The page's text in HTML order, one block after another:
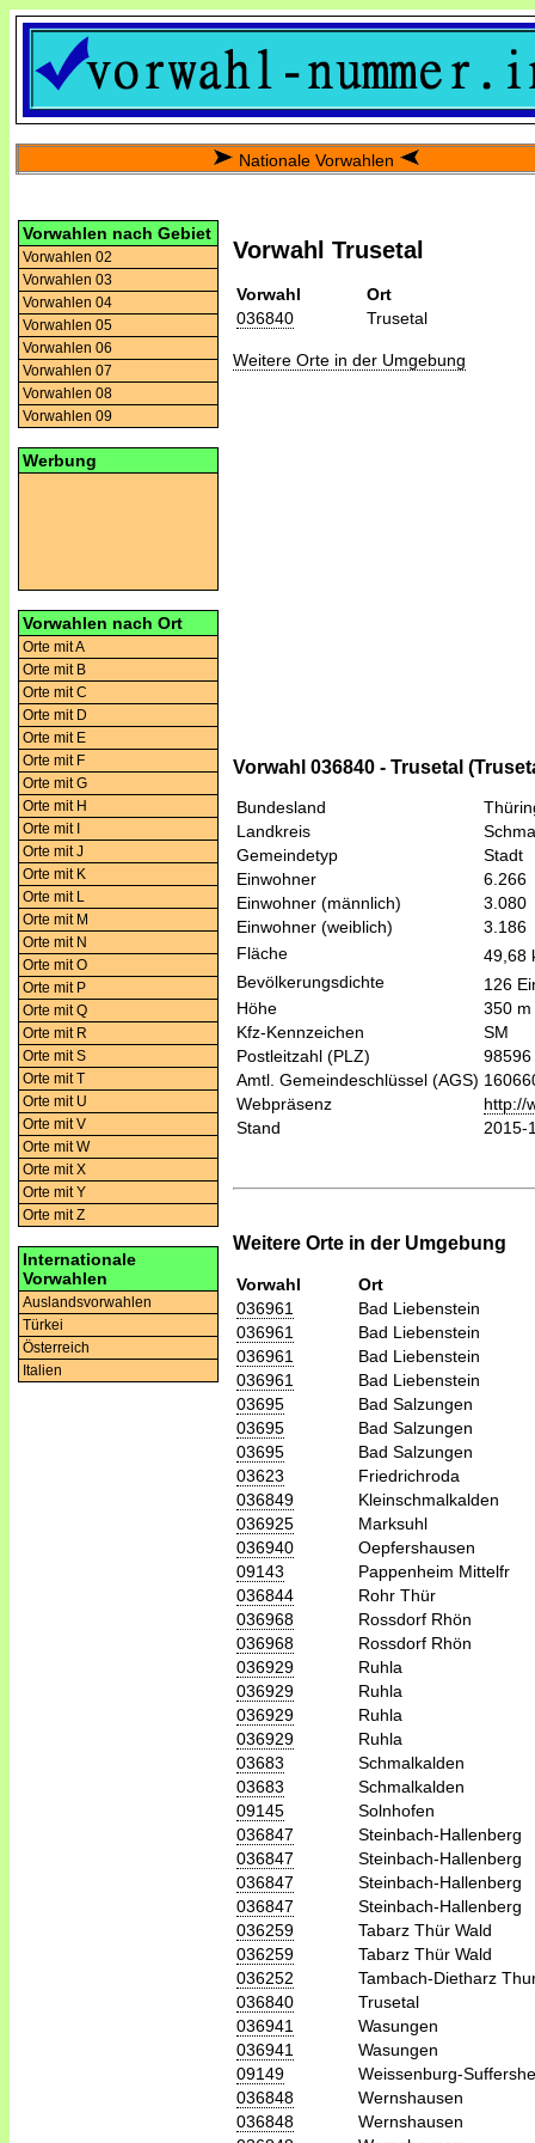
Nationale Vorwahlen
Vorwahlen nach Gebiet
Vorwahlen 02
Vorwahlen 03
Vorwahlen 04
Vorwahlen 05
Vorwahlen 06
Vorwahlen 07
Vorwahlen 08
Vorwahlen 09
Werbung
Vorwahlen nach Ort
Orte mit A
Orte mit B
Orte mit C
Orte mit D
Orte mit E
Orte mit F
Orte mit G
Orte mit H
Orte mit I
Orte mit J
Orte mit K
Orte mit L
Orte mit M
Orte mit N
Orte mit O
Orte mit P
Orte mit Q
Orte mit R
Orte mit S
Orte mit T
Orte mit U
Orte mit V
Orte mit W
Orte mit X
Orte mit Y
Orte mit Z
Internationale
Vorwahlen
Auslandsvorwahlen
Türkei
Österreich
Italien
Vorwahl Trusetal
Vorwahl
Ort
036840
Trusetal
Weitere Orte in der Umgebung
Vorwahl 036840 - Trusetal
Bundesland
Landkreis
Gemeindetyp
Stadt
Einwohner
6.266
Einwohner (männlich)
3.080
Einwohner (weiblich)
3.186
Fläche
49,68
Bevölkerungsdichte
126
Höhe
350 m
Kfz-Kennzeichen
SM
Postleitzahl (PLZ)
98596
Amtl. Gemeindeschlüssel (AGS)
Webpräsenz
http://
Stand
2015-
Weitere Orte in der Umgebung
Vorwahl
Ort
036961
Bad Liebenstein
036961
Bad Liebenstein
036961
Bad Liebenstein
036961
Bad Liebenstein
03695
Bad Salzungen
03695
Bad Salzungen
03695
Bad Salzungen
03623
Friedrichroda
036849
Kleinschmalkalden
036925
Marksuhl
036940
Oepfershausen
09143
Pappenheim Mittelfr
036844
Rohr Thür
036968
Rossdorf Rhön
036968
Rossdorf Rhön
036929
Ruhla
036929
Ruhla
036929
Ruhla
036929
Ruhla
03683
Schmalkalden
03683
Schmalkalden
09145
Solnhofen
036847
Steinbach-Hallenberg
036847
Steinbach-Hallenberg
036847
Steinbach-Hallenberg
036847
Steinbach-Hallenberg
036259
Tabarz Thür Wald
036259
Tabarz Thür Wald
036252
Tambach-Dietharz
036840
Trusetal
036941
Wasungen
036941
Wasungen
09149
Weissenburg-
036848
Wernshausen
036848
Wernshausen